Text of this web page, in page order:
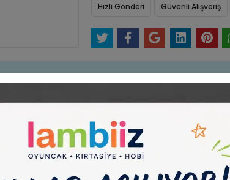
Hızlı Gönderi Güvenli Alışveriş
Garanti ve Teslimat Taksit Seçenekleri